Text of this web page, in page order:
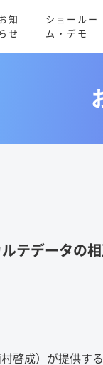
知
らせ
ショールー
ム・デモ
テデータの
啓成）が提供す